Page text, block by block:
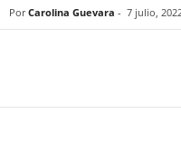
Por Carolina Guevara - 7 julio,